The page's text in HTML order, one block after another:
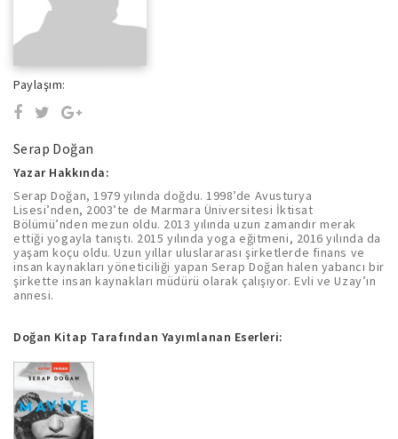
Paylaşım:
Serap Doğan
Yazar Hakkında:
Serap Doğan, 1979 yılında doğdu. 1998’de Avusturya
Lisesi’nden, 2003’te de Marmara Üniversitesi İktisat
Bölümü’nden mezun oldu. 2013 yılında uzun zamandır merak
ettiği yogayla tanıştı. 2015 yılında yoga eğitmeni, 2016 yılında da
yaşam koçu oldu. Uzun yıllar uluslararası şirketlerde finans ve
insan kaynakları yöneticiliği yapan Serap Doğan halen yabancı bir
şirkette insan kaynakları müdürü olarak çalışıyor. Evli ve Uzay’ın
annesi.
Doğan Kitap Tarafından Yayımlanan Eserleri: